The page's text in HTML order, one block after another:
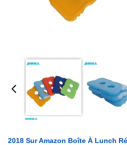
2018 Sur Amazon Boîte À Lunch